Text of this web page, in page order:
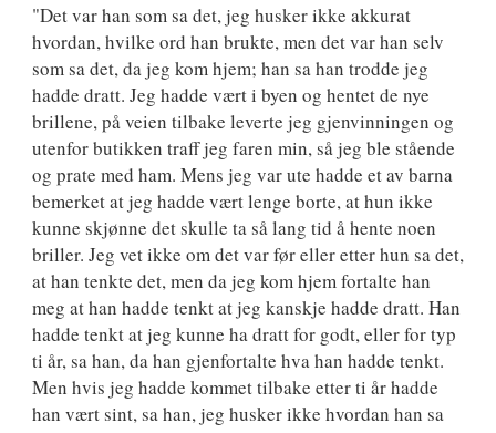
"Det var han som sa det, jeg husker ikke akkurat
hvordan, hvilke ord han brukte, men det var han selv
som sa det, da jeg kom hjem; han sa han trodde jeg
hadde dratt. Jeg hadde vært i byen og hentet de nye
brillene, på veien tilbake leverte jeg gjenvinningen og
utenfor butikken traff jeg faren min, så jeg ble stående
og prate med ham. Mens jeg var ute hadde et av barna
bemerket at jeg hadde vært lenge borte, at hun ikke
kunne skjønne det skulle ta så lang tid å hente noen
briller. Jeg vet ikke om det var før eller etter hun sa det,
at han tenkte det, men da jeg kom hjem fortalte han
meg at han hadde tenkt at jeg kanskje hadde dratt. Han
hadde tenkt at jeg kunne ha dratt for godt, eller for typ
ti år, sa han, da han gjenfortalte hva han hadde tenkt.
Men hvis jeg hadde kommet tilbake etter ti år hadde
han vært sint, sa han, jeg husker ikke hvordan han sa